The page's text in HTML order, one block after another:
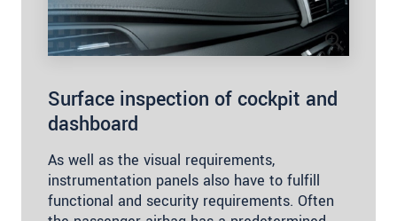
Surface inspection of cockpit and
dashboard
As well as the visual requirements,
instrumentation panels also have to fulfill
functional and security requirements. Often